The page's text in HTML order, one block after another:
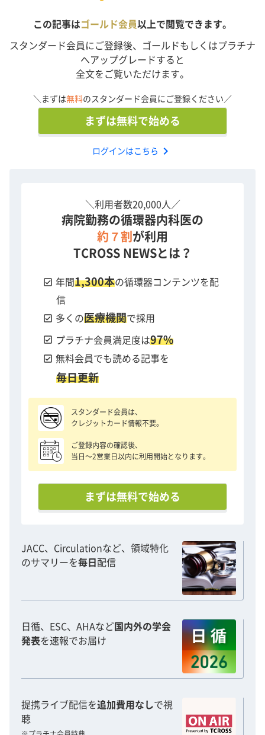
この記事はゴールド会員以上で閲覧できます。
スタンダード会員にご登録後、ゴールドもしくはプラチナ
へアップグレードすると
全文をご覧いただけます。
＼まずは無料のスタンダード会員にご登録ください／
まずは無料で始める
ログインはこちら chevron_right
＼利用者数20,000人／
病院勤務の循環器内科医の
約７割 が利用
TCROSS NEWSとは？
check_box 年間1,300本の循環器コンテンツを配
信
check_box 多くの医療機関で採用
check_box プラチナ会員満足度は97%
check_box 無料会員でも読める記事を
毎日更新
スタンダード会員は、
クレジットカード情報不要。
ご登録内容の確認後、
当日〜2営業日以内に利用開始となります。
まずは無料で始める
JACC、Circulationなど、領域特化
のサマリーを毎日 配信
日循、ESC、AHAなど国内外の学会
発表を速報でお届け
提携ライブ配信を追加費用なしで視
聴